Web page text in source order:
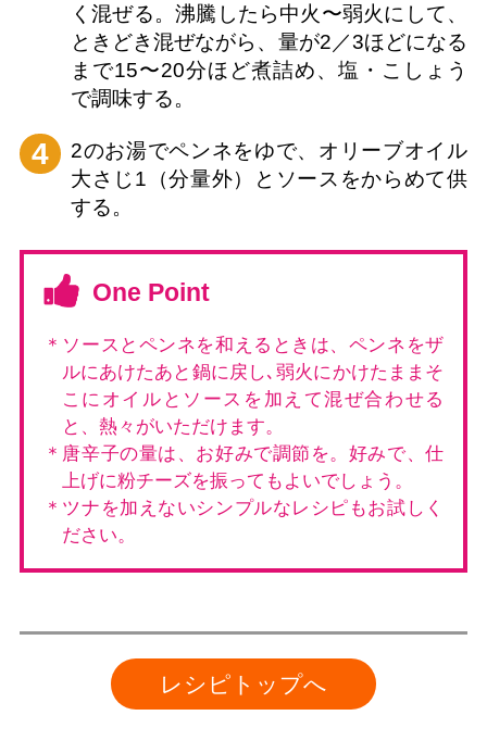
く混ぜる。沸騰したら中火〜弱火にして、
ときどき混ぜながら、量が2／3ほどになる
まで15〜20分ほど煮詰め、塩・こしょう
で調味する。
4
2のお湯でペンネをゆで、オリーブオイル
大さじ1（分量外）とソースをからめて供
する。
One Point
＊ソースとペンネを和えるときは、ペンネをザ
ルにあけたあと鍋に戻し､弱火にかけたままそ
こにオイルとソースを加えて混ぜ合わせる
と、熱々がいただけます。
＊唐辛子の量は、お好みで調節を。好みで、仕
上げに粉チーズを振ってもよいでしょう。
＊ツナを加えないシンプルなレシピもお試しく
ださい。
レシピトップへ